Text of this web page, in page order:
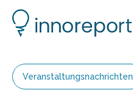
Veranstaltungsnachrichten